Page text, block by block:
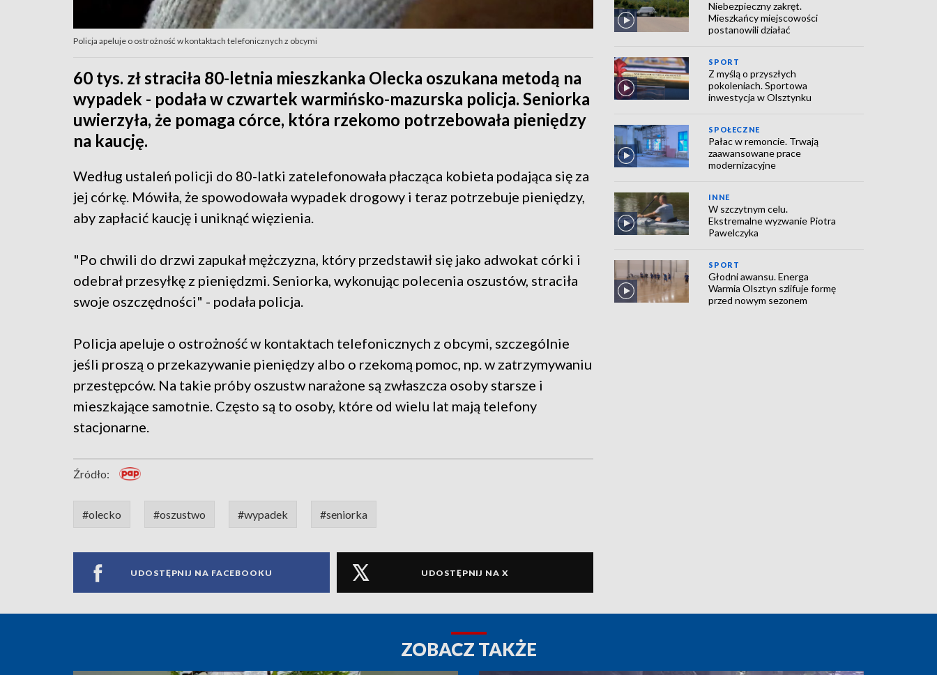
Policja apeluje o ostrożność w kontaktach telefonicznych z obcymi
60 tys. zł straciła 80-letnia mieszkanka Olecka oszukana metodą na
wypadek - podała w czwartek warmińsko-mazurska policja. Seniorka
uwierzyła, że pomaga córce, która rzekomo potrzebowała pieniędzy
na kaucję.
Według ustaleń policji do 80-latki zatelefonowała płacząca kobieta podająca się za
jej córkę. Mówiła, że spowodowała wypadek drogowy i teraz potrzebuje pieniędzy,
aby zapłacić kaucję i uniknąć więzienia.
"Po chwili do drzwi zapukał mężczyzna, który przedstawił się jako adwokat córki i
odebrał przesyłkę z pieniędzmi. Seniorka, wykonując polecenia oszustów, straciła
swoje oszczędności" - podała policja.
Policja apeluje o ostrożność w kontaktach telefonicznych z obcymi, szczególnie
jeśli proszą o przekazywanie pieniędzy albo o rzekomą pomoc, np. w zatrzymywaniu
przestępców. Na takie próby oszustw narażone są zwłaszcza osoby starsze i
mieszkające samotnie. Często są to osoby, które od wielu lat mają telefony
stacjonarne.
Źródło:
#olecko #oszustwo #wypadek #seniorka
UDOSTĘPNIJ NA FACEBOOKU UDOSTĘPNIJ NA X
Niebezpieczny zakręt.
Mieszkańcy miejscowości
postanowili działać
SPORT
Z myślą o przyszłych
pokoleniach. Sportowa
inwestycja w Olsztynku
SPOŁECZNE
Pałac w remoncie. Trwają
zaawansowane prace
modernizacyjne
INNE
W szczytnym celu.
Ekstremalne wyzwanie Piotra
Pawelczyka
SPORT
Głodni awansu. Energa
Warmia Olsztyn szlifuje formę
przed nowym sezonem
ZOBACZ TAKŻE